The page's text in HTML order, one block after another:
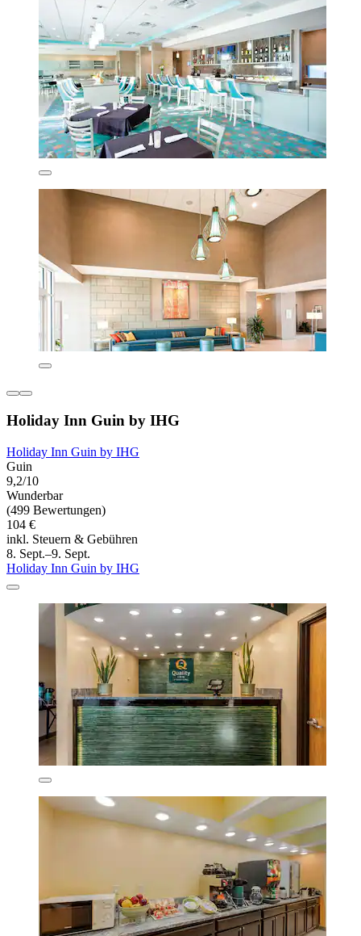
Holiday Inn Guin by IHG
Holiday Inn Guin by IHG
Guin
9,2/10
Wunderbar
(499 Bewertungen)
104 €
inkl. Steuern & Gebühren
8. Sept.–9. Sept.
Holiday Inn Guin by IHG